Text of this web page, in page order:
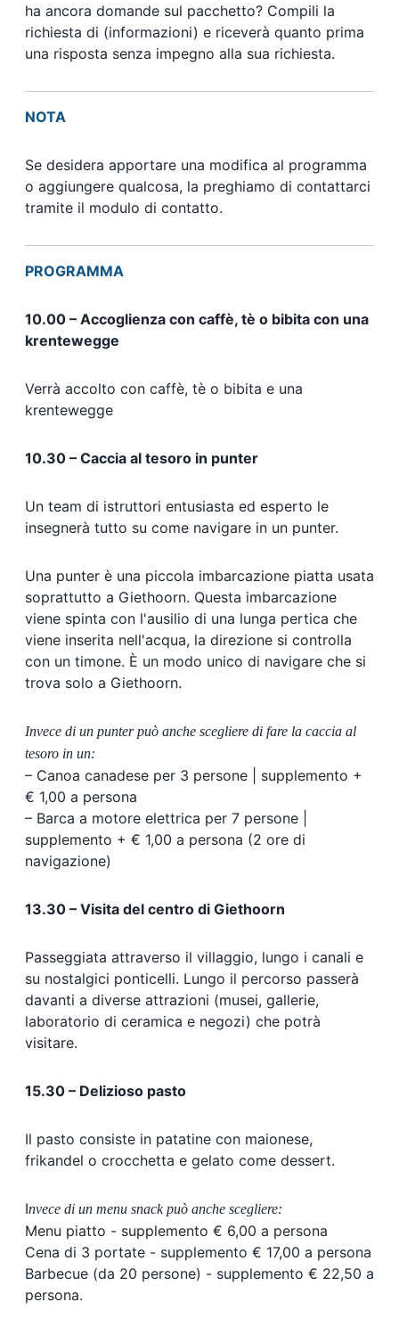
ha ancora domande sul pacchetto? Compili la
richiesta di (informazioni) e riceverà quanto prima
una risposta senza impegno alla sua richiesta.
NOTA
Se desidera apportare una modifica al programma
o aggiungere qualcosa, la preghiamo di contattarci
tramite il modulo di contatto.
PROGRAMMA
10.00 – Accoglienza con caffè, tè o bibita con una
krentewegge
Verrà accolto con caffè, tè o bibita e una
krentewegge
10.30 – Caccia al tesoro in punter
Un team di istruttori entusiasta ed esperto le
insegnerà tutto su come navigare in un punter.
Una punter è una piccola imbarcazione piatta usata
soprattutto a Giethoorn. Questa imbarcazione
viene spinta con l'ausilio di una lunga pertica che
viene inserita nell'acqua, la direzione si controlla
con un timone. È un modo unico di navigare che si
trova solo a Giethoorn.
Invece di un punter può anche scegliere di fare la caccia al
tesoro in un:
– Canoa canadese per 3 persone | supplemento +
€ 1,00 a persona
– Barca a motore elettrica per 7 persone |
supplemento + € 1,00 a persona (2 ore di
navigazione)
13.30 – Visita del centro di Giethoorn
Passeggiata attraverso il villaggio, lungo i canali e
su nostalgici ponticelli. Lungo il percorso passerà
davanti a diverse attrazioni (musei, gallerie,
laboratorio di ceramica e negozi) che potrà
visitare.
15.30 – Delizioso pasto
Il pasto consiste in patatine con maionese,
frikandel o crocchetta e gelato come dessert.
Invece di un menu snack può anche scegliere:
Menu piatto - supplemento € 6,00 a persona
Cena di 3 portate - supplemento € 17,00 a persona
Barbecue (da 20 persone) - supplemento € 22,50 a
persona.